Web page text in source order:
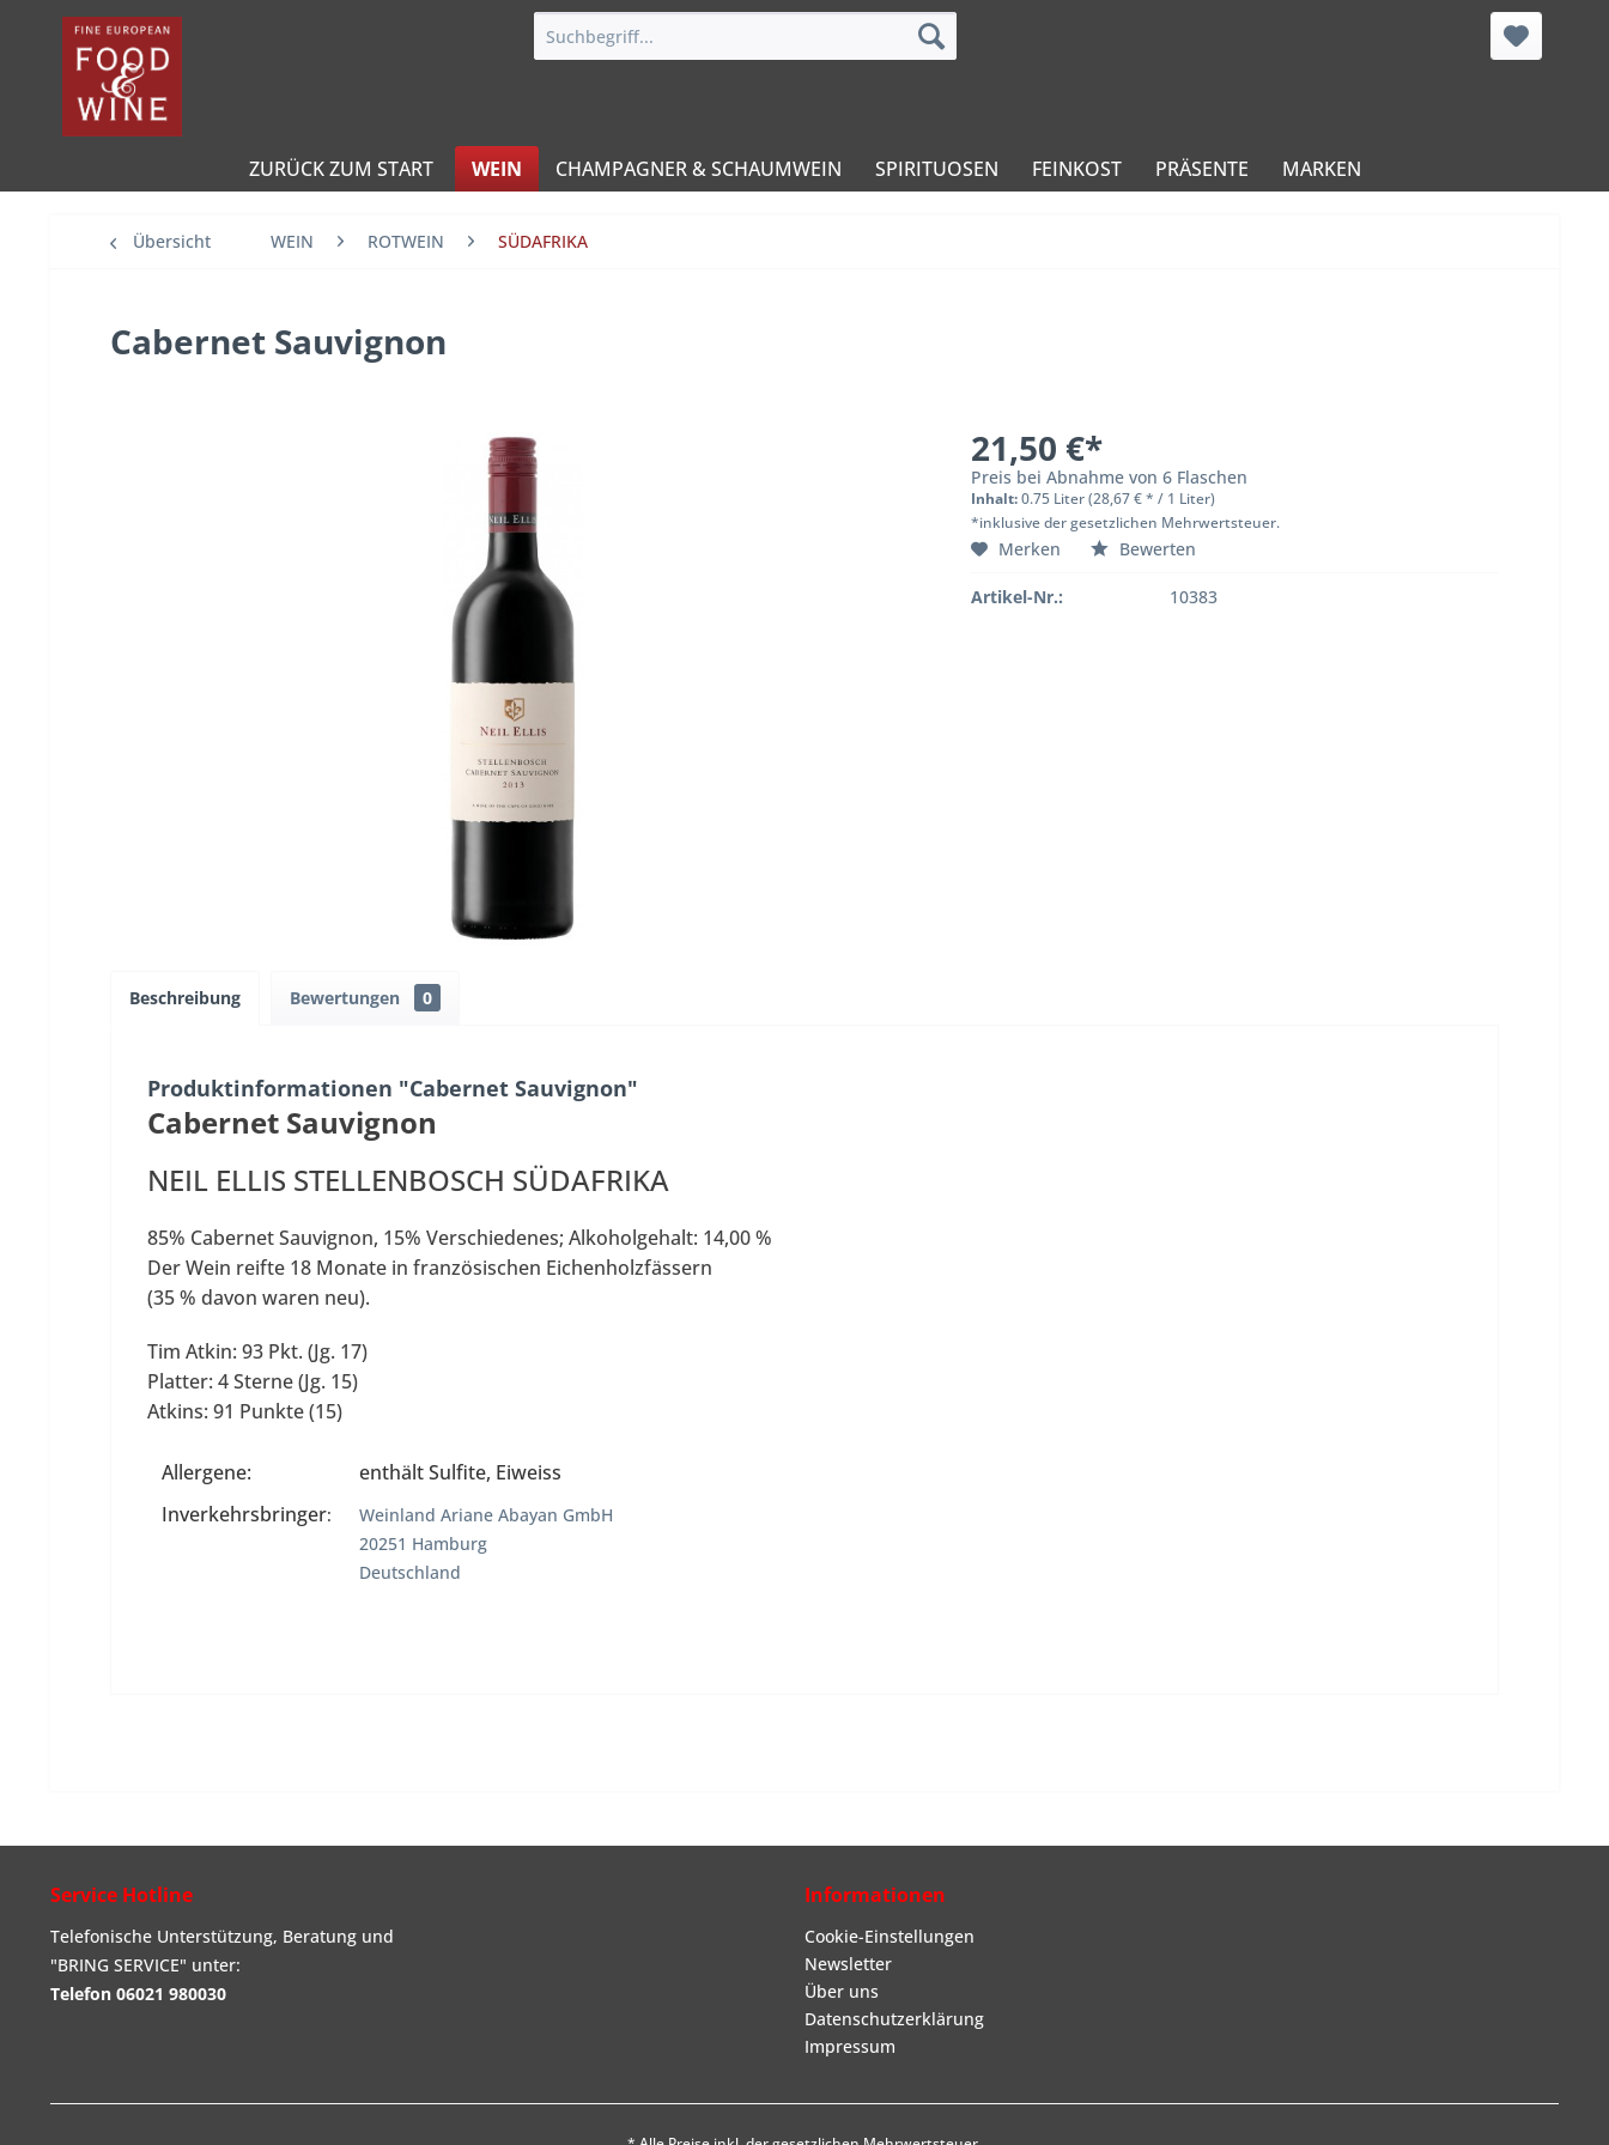
ZURÜCK ZUM START WEIN CHAMPAGNER & SCHAUMWEIN SPIRITUOSEN FEINKOST PRÄSENTE MARKEN
Übersicht WEIN ROTWEIN SÜDAFRIKA
Cabernet Sauvignon
21,50 €*
Preis bei Abnahme von 6 Flaschen
Inhalt:0.75 Liter (28,67 € * / 1 Liter)
*inklusive der gesetzlichen Mehrwertsteuer.
Merken Bewerten
Artikel-Nr.: 10383
Beschreibung Bewertungen 0
Produktinformationen "Cabernet Sauvignon"
Cabernet Sauvignon
NEIL ELLIS STELLENBOSCH SÜDAFRIKA
85% Cabernet Sauvignon, 15% Verschiedenes; Alkoholgehalt: 14,00 %
Der Wein reifte 18 Monate in französischen Eichenholzfässern
(35 % davon waren neu).
Tim Atkin: 93 Pkt. (Jg. 17)
Platter: 4 Sterne (Jg. 15)
Atkins: 91 Punkte (15)
Allergene:
enthält Sulfite, Eiweiss
Inverkehrsbringer:
Weinland Ariane Abayan GmbH
20251 Hamburg
Deutschland
Service Hotline
Telefonische Unterstützung, Beratung und
"BRING SERVICE" unter:
Telefon 06021 980030
Informationen
Cookie-Einstellungen
Newsletter
Über uns
Datenschutzerklärung
Impressum